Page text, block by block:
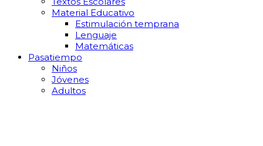
Material Educativo
Estimulación temprana
Lenguaje
Matemáticas
Pasatiempo
Niños
Jóvenes
Adultos